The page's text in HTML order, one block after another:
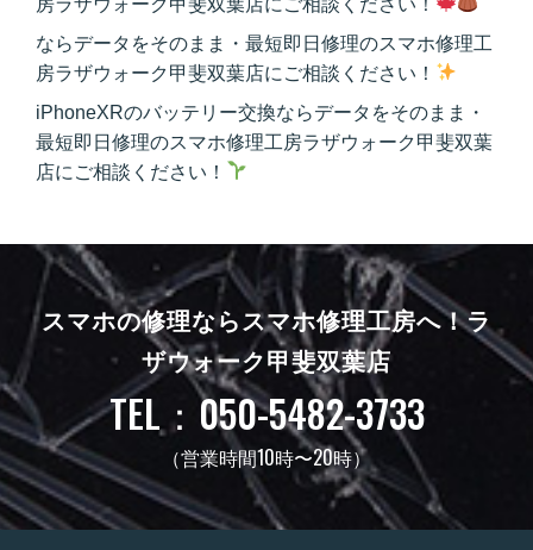
ならデータをそのまま・最短即日修理のスマホ修理工
房ラザウォーク甲斐双葉店にご相談ください！
iPhoneXRのバッテリー交換ならデータをそのまま・
最短即日修理のスマホ修理工房ラザウォーク甲斐双葉
店にご相談ください！
スマホの修理ならスマホ修理工房へ！ラ
ザウォーク甲斐双葉店
TEL：050-5482-3733
（営業時間10時〜20時）